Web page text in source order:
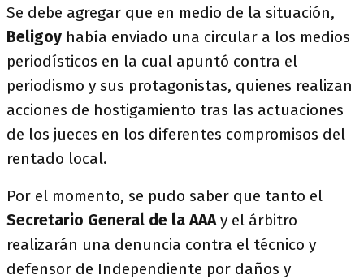
Se debe agregar que en medio de la situación,
Beligoy había enviado una circular a los medios
periodísticos en la cual apuntó contra el
periodismo y sus protagonistas, quienes realizan
acciones de hostigamiento tras las actuaciones
de los jueces en los diferentes compromisos del
rentado local.
Por el momento, se pudo saber que tanto el
Secretario General de la AAAy el árbitro
realizarán una denuncia contra el técnico y
defensor de Independiente por daños y